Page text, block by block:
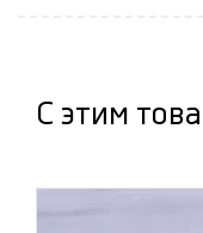
С этим